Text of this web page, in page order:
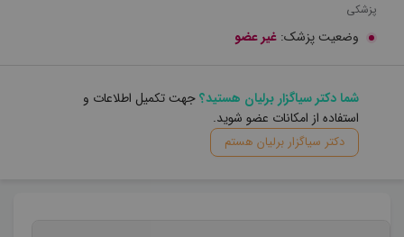
پزشکی
وضعیت پزشک: غیر عضو
شما دکتر سیاگزار برلیان هستید؟جهت تکمیل اطلاعات و
استفاده از امکانات عضو شوید.
دکتر سیاگزار برلیان هستم